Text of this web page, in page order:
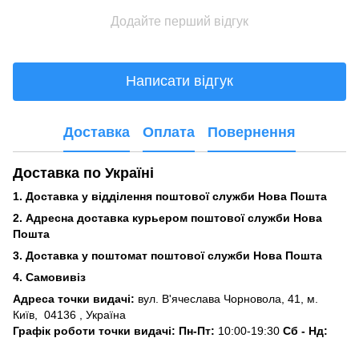
Додайте перший відгук
Написати відгук
Доставка Оплата Повернення
Доставка по Україні
1. Доставка у відділення поштової служби Нова Пошта
2. Адресна доставка курьером поштової служби Нова
Пошта
3. Доставка у поштомат поштової служби Нова Пошта
4. Самовивіз
Адреса точки видачі: вул. В'ячеслава Чорновола, 41, м.
Київ,
04136 , Україна
Графік роботи точки видачі: Пн-Пт: 10:00-19:30 Сб - Нд: